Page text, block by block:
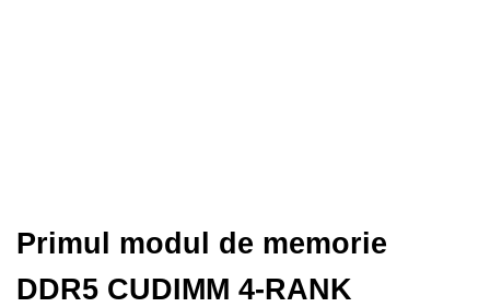
Primul modul de memorie
DDR5 CUDIMM 4-RANK